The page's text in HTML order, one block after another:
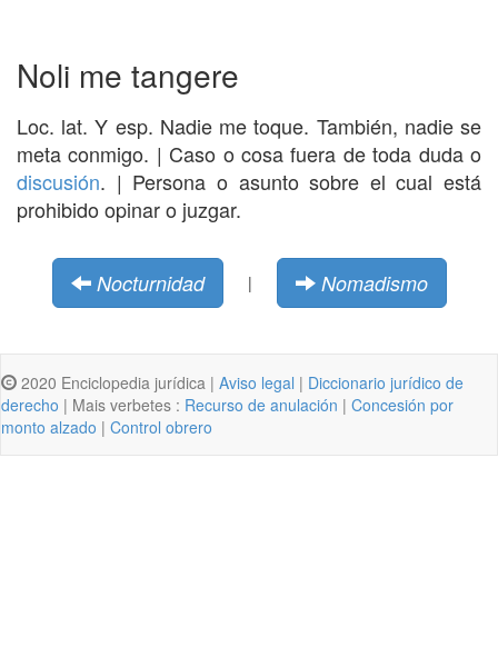
Noli me tangere
Loc. lat. Y esp. Nadie me toque. También, nadie se
meta conmigo. | Caso o cosa fuera de toda duda o
discusión. | Persona o asunto sobre el cual está
prohibido opinar o juzgar.
Nocturnidad | Nomadismo
2020 Enciclopedia jurídica | Aviso legal | Diccionario jurídico de
derecho | Mais verbetes : Recurso de anulación | Concesión por
monto alzado | Control obrero